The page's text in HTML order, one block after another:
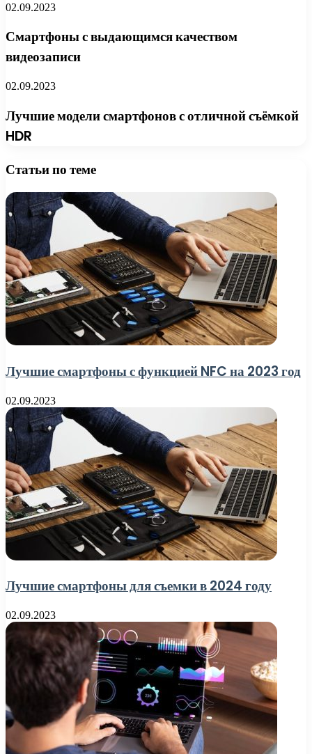
02.09.2023
Смартфоны с выдающимся качеством
видеозаписи
02.09.2023
Лучшие модели смартфонов с отличной съёмкой
HDR
Статьи по теме
Лучшие смартфоны с функцией NFC на 2023 год
02.09.2023
Лучшие смартфоны для съемки в 2024 году
02.09.2023